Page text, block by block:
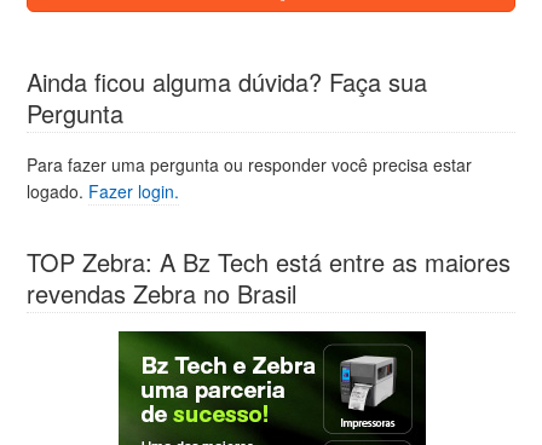
Ainda ficou alguma dúvida? Faça sua
Pergunta
Para fazer uma pergunta ou responder você precisa estar
logado. Fazer login.
TOP Zebra: A Bz Tech está entre as maiores
revendas Zebra no Brasil